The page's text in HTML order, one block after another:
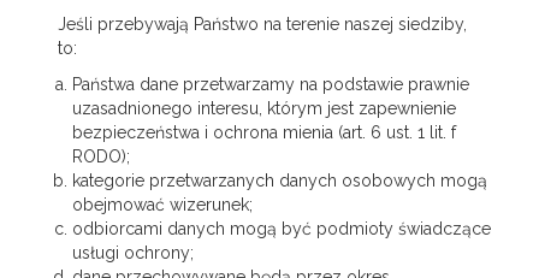
Jeśli przebywają Państwo na terenie naszej siedziby,
to:
Państwa dane przetwarzamy na podstawie prawnie
uzasadnionego interesu, którym jest zapewnienie
bezpieczeństwa i ochrona mienia (art. 6 ust. 1 lit. f
RODO);
kategorie przetwarzanych danych osobowych mogą
obejmować wizerunek;
odbiorcami danych mogą być podmioty świadczące
usługi ochrony;